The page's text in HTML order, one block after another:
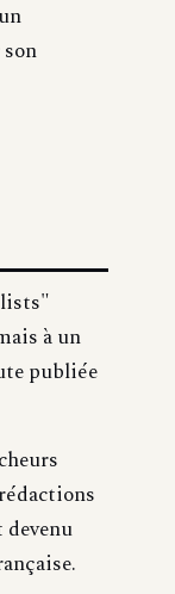
à un
publiée